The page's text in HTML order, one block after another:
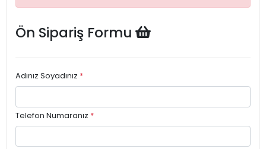
Ön Sipariş Formu
Adınız Soyadınız *
Telefon Numaranız *